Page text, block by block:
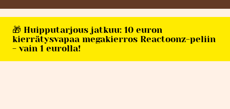
🎁 Huipputarjous jatkuu: 10 euron
kierrätysvapaa megakierros Reactoonz-peliin
- vain 1 eurolla!